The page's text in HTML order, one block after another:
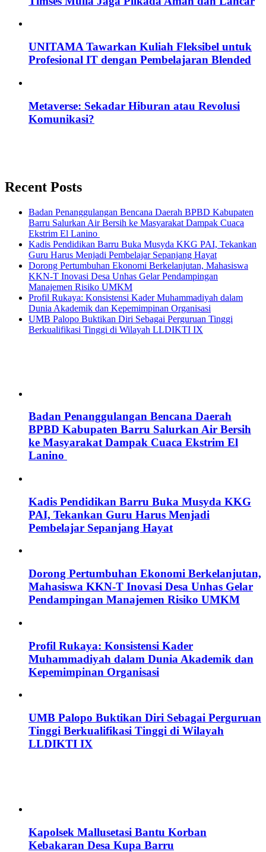
UNITAMA Tawarkan Kuliah Fleksibel untuk
Profesional IT dengan Pembelajaran Blended
Metaverse: Sekadar Hiburan atau Revolusi
Komunikasi?
Recent Posts
Badan Penanggulangan Bencana Daerah BPBD Kabupaten
Barru Salurkan Air Bersih ke Masyarakat Dampak Cuaca
Ekstrim El Lanino
Kadis Pendidikan Barru Buka Musyda KKG PAI, Tekankan
Guru Harus Menjadi Pembelajar Sepanjang Hayat
Dorong Pertumbuhan Ekonomi Berkelanjutan, Mahasiswa
KKN-T Inovasi Desa Unhas Gelar Pendampingan
Manajemen Risiko UMKM
Profil Rukaya: Konsistensi Kader Muhammadiyah dalam
Dunia Akademik dan Kepemimpinan Organisasi
UMB Palopo Buktikan Diri Sebagai Perguruan Tinggi
Berkualifikasi Tinggi di Wilayah LLDIKTI IX
Badan Penanggulangan Bencana Daerah
BPBD Kabupaten Barru Salurkan Air Bersih
ke Masyarakat Dampak Cuaca Ekstrim El
Lanino
Kadis Pendidikan Barru Buka Musyda KKG
PAI, Tekankan Guru Harus Menjadi
Pembelajar Sepanjang Hayat
Dorong Pertumbuhan Ekonomi Berkelanjutan,
Mahasiswa KKN-T Inovasi Desa Unhas Gelar
Pendampingan Manajemen Risiko UMKM
Profil Rukaya: Konsistensi Kader
Muhammadiyah dalam Dunia Akademik dan
Kepemimpinan Organisasi
UMB Palopo Buktikan Diri Sebagai Perguruan
Tinggi Berkualifikasi Tinggi di Wilayah
LLDIKTI IX
Kapolsek Mallusetasi Bantu Korban
Kebakaran Desa Kupa Barru